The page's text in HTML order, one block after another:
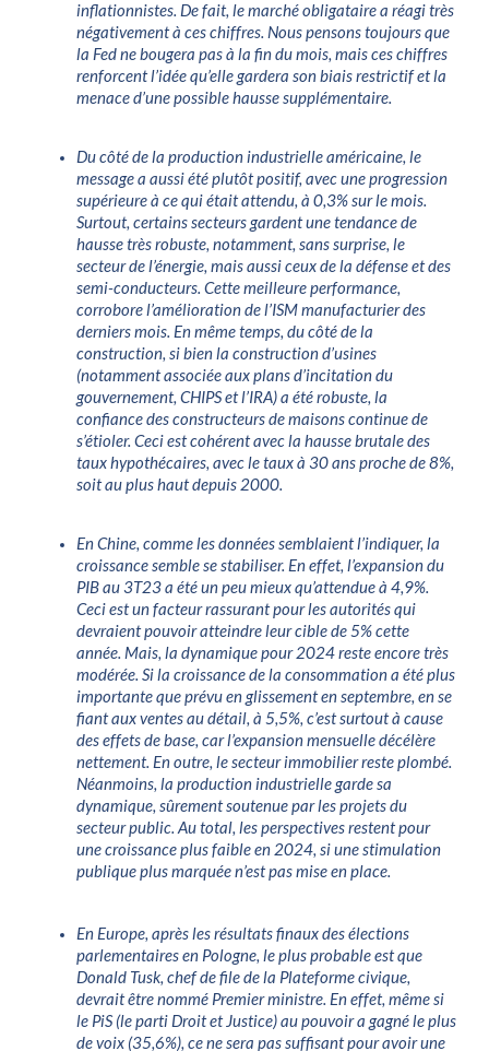
inflationnistes. De fait, le marché obligataire a réagi très
négativement à ces chiffres. Nous pensons toujours que
la Fed ne bougera pas à la fin du mois, mais ces chiffres
renforcent l’idée qu’elle gardera son biais restrictif et la
menace d’une possible hausse supplémentaire.
Du côté de la production industrielle américaine, le
message a aussi été plutôt positif, avec une progression
supérieure à ce qui était attendu, à 0,3% sur le mois.
Surtout, certains secteurs gardent une tendance de
hausse très robuste, notamment, sans surprise, le
secteur de l’énergie, mais aussi ceux de la défense et des
semi-conducteurs. Cette meilleure performance,
corrobore l’amélioration de l’ISM manufacturier des
derniers mois. En même temps, du côté de la
construction, si bien la construction d’usines
(notamment associée aux plans d’incitation du
gouvernement, CHIPS et l’IRA) a été robuste, la
confiance des constructeurs de maisons continue de
s’étioler. Ceci est cohérent avec la hausse brutale des
taux hypothécaires, avec le taux à 30 ans proche de 8%,
soit au plus haut depuis 2000.
En Chine, comme les données semblaient l’indiquer, la
croissance semble se stabiliser. En effet, l’expansion du
PIB au 3T23 a été un peu mieux qu’attendue à 4,9%.
Ceci est un facteur rassurant pour les autorités qui
devraient pouvoir atteindre leur cible de 5% cette
année. Mais, la dynamique pour 2024 reste encore très
modérée. Si la croissance de la consommation a été plus
importante que prévu en glissement en septembre, en se
fiant aux ventes au détail, à 5,5%, c’est surtout à cause
des effets de base, car l’expansion mensuelle décélère
nettement. En outre, le secteur immobilier reste plombé.
Néanmoins, la production industrielle garde sa
dynamique, sûrement soutenue par les projets du
secteur public. Au total, les perspectives restent pour
une croissance plus faible en 2024, si une stimulation
publique plus marquée n’est pas mise en place.
En Europe, après les résultats finaux des élections
parlementaires en Pologne, le plus probable est que
Donald Tusk, chef de file de la Plateforme civique,
devrait être nommé Premier ministre. En effet, même si
le PiS (le parti Droit et Justice) au pouvoir a gagné le plus
de voix (35,6%), ce ne sera pas suffisant pour avoir une